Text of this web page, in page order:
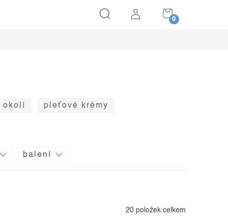
NÁKUPNÍ
KOŠÍK
okolí pleťové krémy
balení
20 položek celkem